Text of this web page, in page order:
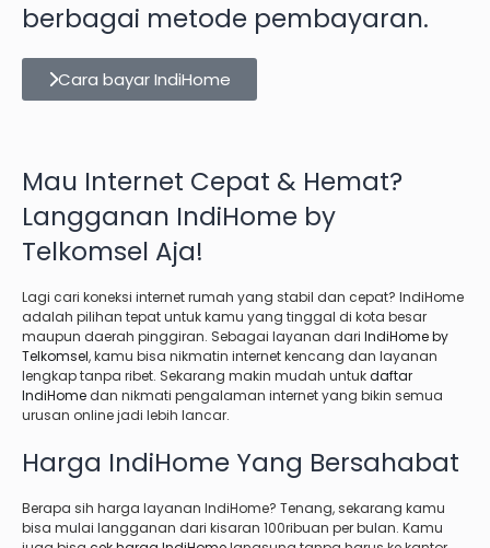
berbagai metode pembayaran.
Cara bayar IndiHome
Mau Internet Cepat & Hemat?
Langganan IndiHome by
Telkomsel Aja!
Lagi cari koneksi internet rumah yang stabil dan cepat? IndiHome
adalah pilihan tepat untuk kamu yang tinggal di kota besar
maupun daerah pinggiran. Sebagai layanan dari IndiHome by
Telkomsel, kamu bisa nikmatin internet kencang dan layanan
lengkap tanpa ribet. Sekarang makin mudah untukdaftar
IndiHomedan nikmati pengalaman internet yang bikin semua
urusan online jadi lebih lancar.
Harga IndiHome Yang Bersahabat
Berapa sih harga layanan IndiHome? Tenang, sekarang kamu
bisa mulai langganan dari kisaran 100ribuan per bulan. Kamu